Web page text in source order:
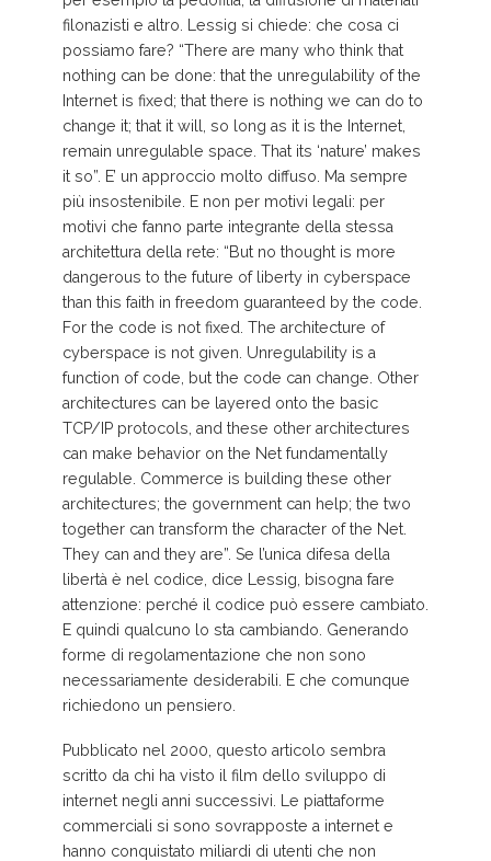
filonazisti e altro. Lessig si chiede: che cosa ci
possiamo fare? “There are many who think that
nothing can be done: that the unregulability of the
Internet is fixed; that there is nothing we can do to
change it; that it will, so long as it is the Internet,
remain unregulable space. That its ‘nature’ makes
it so”. E’ un approccio molto diffuso. Ma sempre
più insostenibile. E non per motivi legali: per
motivi che fanno parte integrante della stessa
architettura della rete: “But no thought is more
dangerous to the future of liberty in cyberspace
than this faith in freedom guaranteed by the code.
For the code is not fixed. The architecture of
cyberspace is not given. Unregulability is a
function of code, but the code can change. Other
architectures can be layered onto the basic
TCP/IP protocols, and these other architectures
can make behavior on the Net fundamentally
regulable. Commerce is building these other
architectures; the government can help; the two
together can transform the character of the Net.
They can and they are”. Se l’unica difesa della
libertà è nel codice, dice Lessig, bisogna fare
attenzione: perché il codice può essere cambiato.
E quindi qualcuno lo sta cambiando. Generando
forme di regolamentazione che non sono
necessariamente desiderabili. E che comunque
richiedono un pensiero.
Pubblicato nel 2000, questo articolo sembra
scritto da chi ha visto il film dello sviluppo di
internet negli anni successivi. Le piattaforme
commerciali si sono sovrapposte a internet e
hanno conquistato miliardi di utenti che non